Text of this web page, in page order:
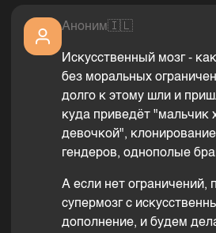
Аноним🇮🇱
Искусственный мозг -
без моральных
долго к этому шли и
куда приведёт "мальчик
девочкой",
гендеров, однополые
А если нет ограничений,
супермозг с
дополнение, и будем